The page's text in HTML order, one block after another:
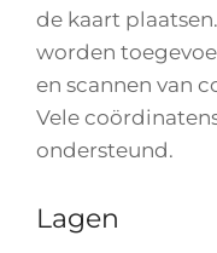
de kaart
worden
en scannen van
Vele
ondersteund.
Lagen